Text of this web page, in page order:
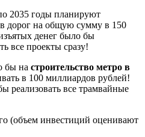
2035 годы планируют
дорог на общую сумму в 150
денег было бы
все проекты сразу!
бы на строительство метро в
в 100 миллиардов рублей!
реализовать все трамвайные
(объем инвестиций оценивают